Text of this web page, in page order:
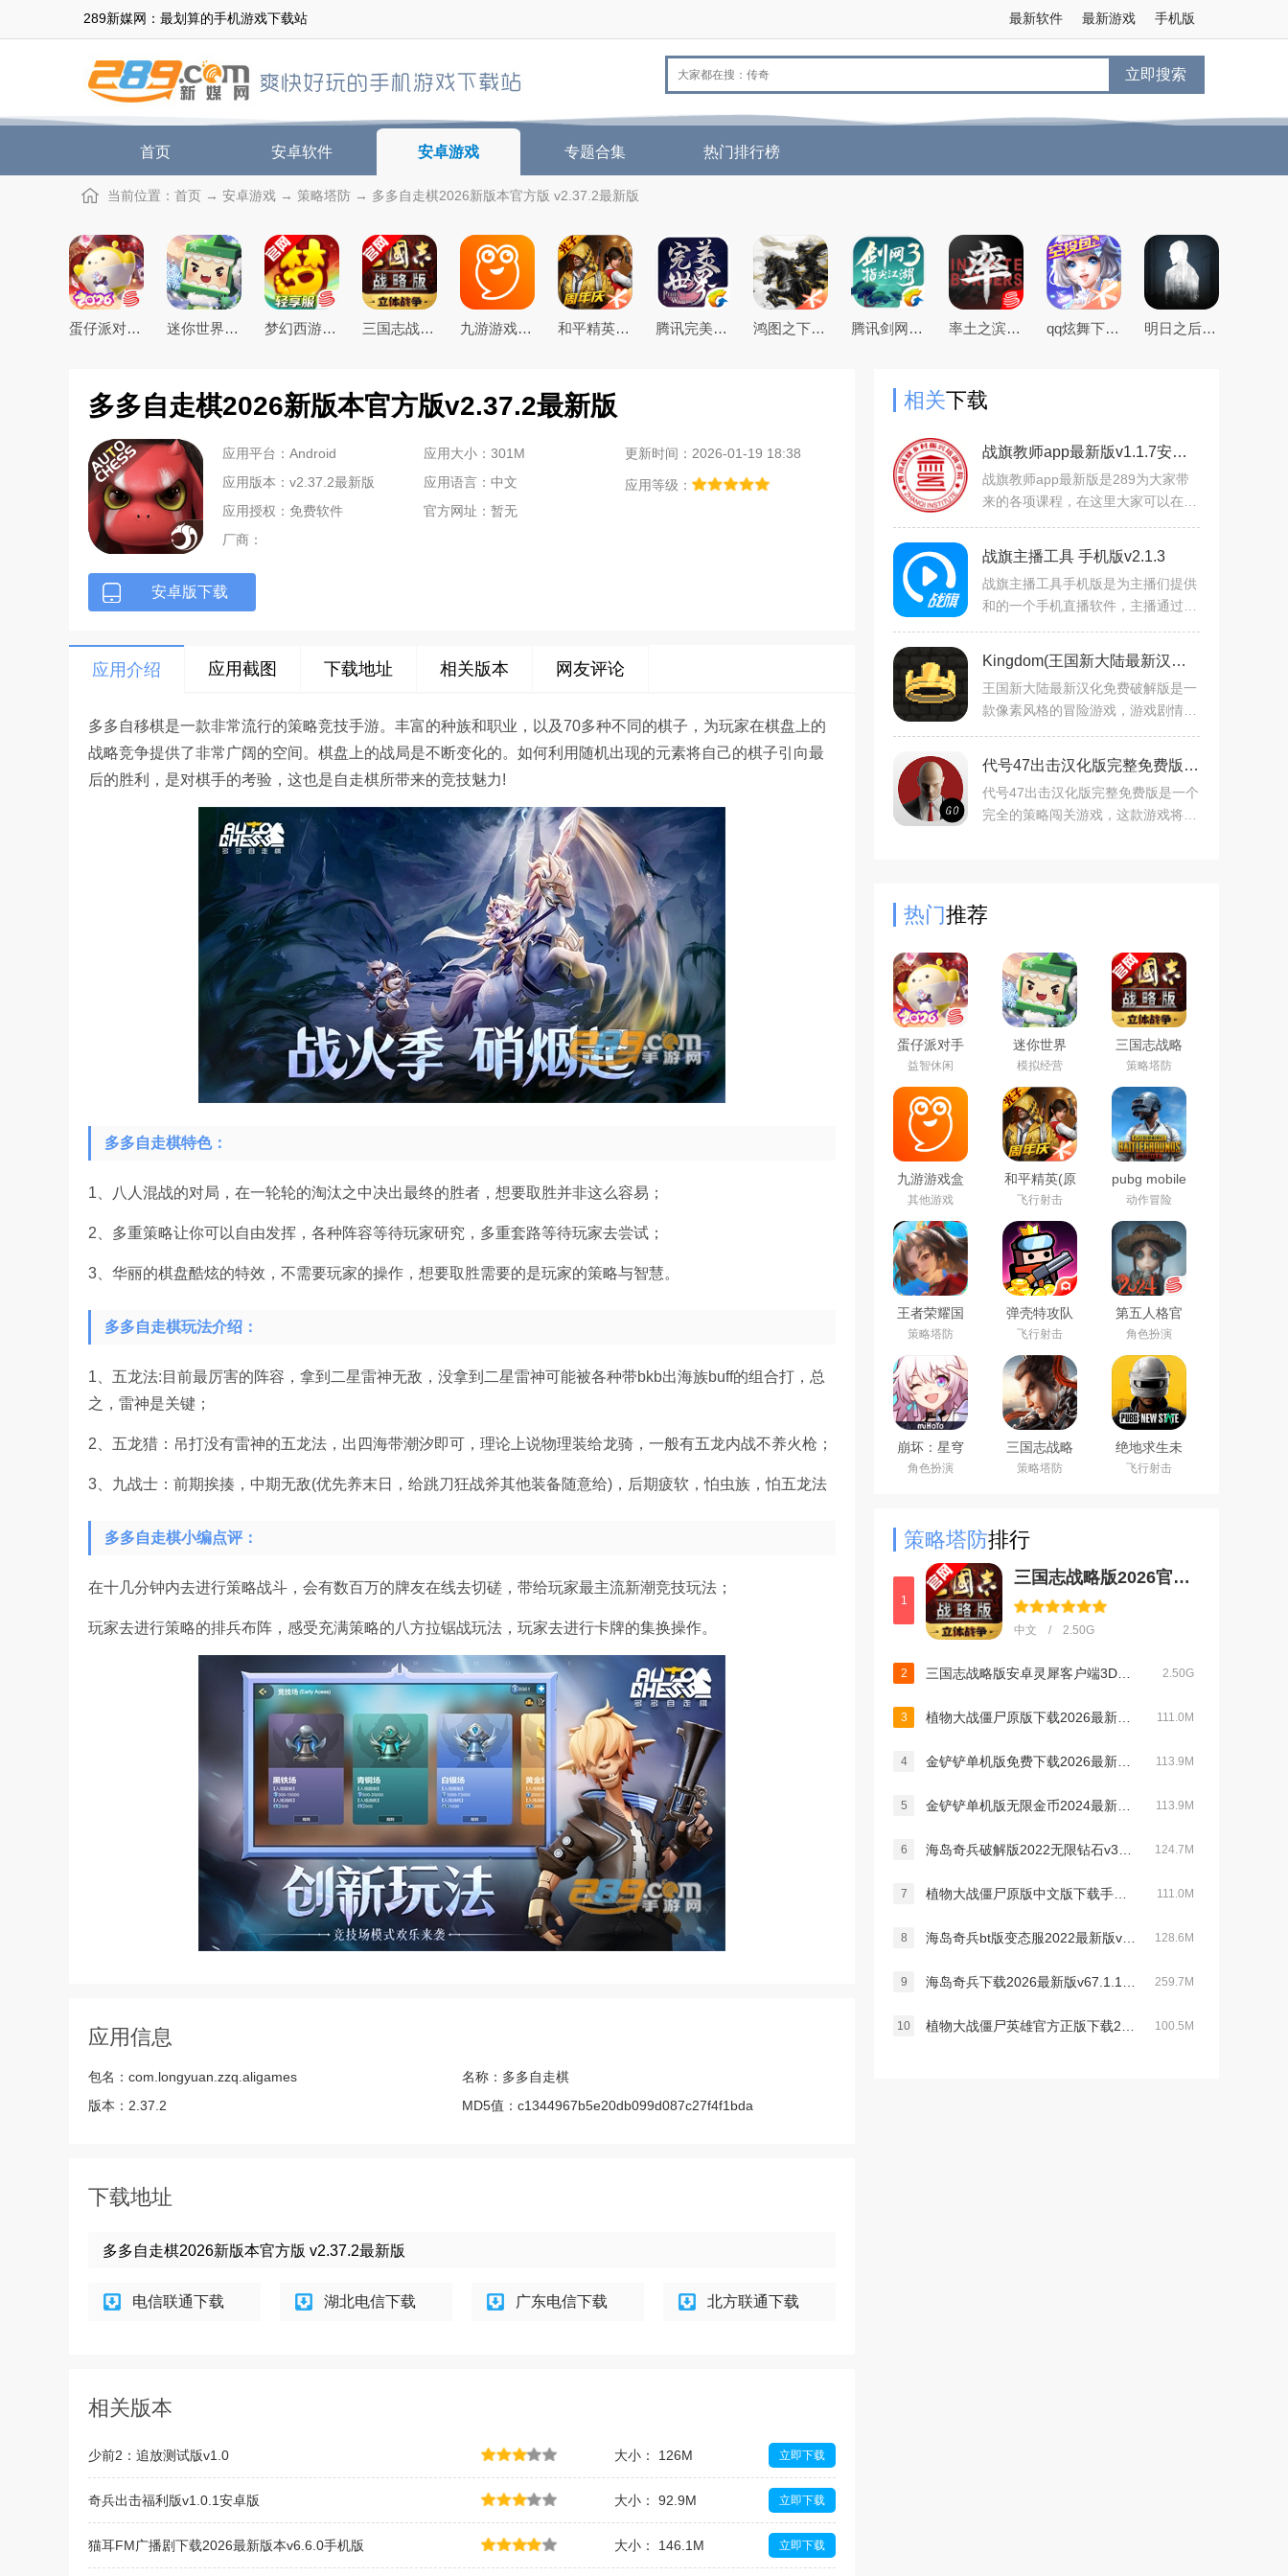
289新媒网：最划算的手机游戏下载站 手机版
最新游戏
最新软件
立即搜索
首页 安卓软件 安卓游戏 专题合集 热门排行榜
当前位置： 首页 → 安卓游戏 → 策略塔防 → 多多自走棋2026新版本官方版 v2.37.2最新版
蛋仔派对手游(猫和老鼠联动返场)下载官方正版 迷你世界2026最新官方版 梦幻西游手游下载2026最新版 三国志战略版2026官方最新版 九游游戏盒子app2026最新版 和平精英(原刺激战场)官方最新版 腾讯完美世界手游 鸿图之下腾讯游戏正式版 腾讯剑网3指尖江湖手游 率土之滨手游下载2026最新版本 qq炫舞下载2026最新版 明日之后官方手游版
多多自走棋2026新版本官方版v2.37.2最新版
应用平台：Android 应用大小：301M
更新时间：2026-01-19 18:38
应用版本：v2.37.2最新版
应用语言：中文
应用等级：
应用授权：免费软件
官方网址：暂无
厂商：
安卓版下载
应用介绍 应用截图 下载地址 相关版本 网友评论
多多自移棋是一款非常流行的策略竞技手游。丰富的种族和职业，以及70多种不同的棋子，为玩家在棋盘上的
战略竞争提供了非常广阔的空间。棋盘上的战局是不断变化的。如何利用随机出现的元素将自己的棋子引向最
后的胜利，是对棋手的考验，这也是自走棋所带来的竞技魅力!
多多自走棋特色：
1、八人混战的对局，在一轮轮的淘汰之中决出最终的胜者，想要取胜并非这么容易；
2、多重策略让你可以自由发挥，各种阵容等待玩家研究，多重套路等待玩家去尝试；
3、华丽的棋盘酷炫的特效，不需要玩家的操作，想要取胜需要的是玩家的策略与智慧。
多多自走棋玩法介绍：
1、五龙法:目前最厉害的阵容，拿到二星雷神无敌，没拿到二星雷神可能被各种带bkb出海族buff的组合打，总
之，雷神是关键；
2、五龙猎：吊打没有雷神的五龙法，出四海带潮汐即可，理论上说物理装给龙骑，一般有五龙内战不养火枪；
3、九战士：前期挨揍，中期无敌(优先养末日，给跳刀狂战斧其他装备随意给)，后期疲软，怕虫族，怕五龙法
多多自走棋小编点评：
在十几分钟内去进行策略战斗，会有数百万的牌友在线去切磋，带给玩家最主流新潮竞技玩法；
玩家去进行策略的排兵布阵，感受充满策略的八方拉锯战玩法，玩家去进行卡牌的集换操作。
应用信息
包名： com.longyuan.zzq.aligames 名称： 多多自走棋
版本： 2.37.2 MD5值： c1344967b5e20db099d087c27f4f1bda
下载地址
多多自走棋2026新版本官方版 v2.37.2最新版
电信联通下载 湖北电信下载 广东电信下载 北方联通下载
相关版本
少前2：追放测试版v1.0 大小： 126M 立即下载
奇兵出击福利版v1.0.1安卓版 大小： 92.9M 立即下载
猫耳FM广播剧下载2026最新版本v6.6.0手机版 大小： 146.1M 立即下载
相关下载
战旗教师app最新版v1.1.7安卓版
战旗教师app最新版是289为大家带
来的各项课程，在这里大家可以在这
更多的课程，能够轻松调动学生的积
极性，精准定位，还可以看
战旗主播工具 手机版v2.1.3
战旗主播工具手机版是为主播们提供
和的一个手机直播软件，主播通过本
作，一起来玩玩吧。
Kingdom(王国新大陆最新汉化免费破解版)v1.3.2最新版
王国新大陆最新汉化免费破解版是一
款像素风格的冒险游戏，游戏剧情强
过自己的努力来重新招募子民，建设
自己的城堡，王国中忠诚
代号47出击汉化版完整免费版v1.1.0汉化版
代号47出击汉化版完整免费版是一个
完全的策略闯关游戏，这款游戏将动
热门推荐
蛋仔派对手
游(猫和老鼠
联动返场)下
载官方正版
益智休闲
迷你世界
2026最新官
方版
模拟经营
三国志战略
版2026官方
最新版
策略塔防
九游游戏盒
子app2026
最新版
其他游戏
和平精英(原
刺激战场)官
方最新版
飞行射击
pubg mobile
绝地求生国
际服官方下
载2026最新
版本
动作冒险
王者荣耀国
际服下载
2026官方手
机版
（Honor of
Kings）
策略塔防
弹壳特攻队
手游(新赛
季)下载
2026最新版
飞行射击
第五人格官
服网易安卓
客户端
角色扮演
崩坏：星穹
铁道官方手
游下载安卓
角色扮演
三国志战略
版安卓灵犀
客户端3D最
策略塔防
绝地求生未
来之役手游
国际服下载
飞行射击
策略塔防排行
1
三国志战略版2026官方最新版v2077.1646安卓版
中文 / 2.50G
2 2.50G
3 111.0M
4 113.9M
5 113.9M
6 124.7M
7 111.0M
8 128.6M
9 259.7M
10 100.5M